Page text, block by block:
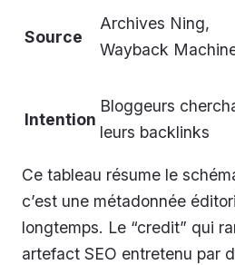
Source
Archives Ning,
Wayback
Intention
Bloggeurs
leurs backlinks
Ce tableau résume le
c’est une métadonnée
longtemps. Le “credit” qui
artefact SEO entretenu par